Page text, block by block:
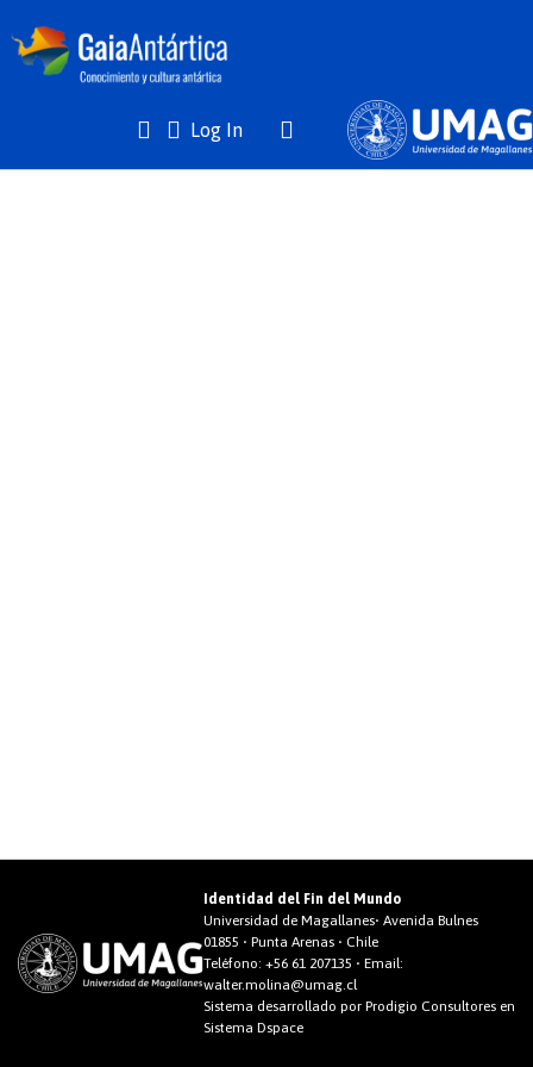
Log In(current)
Identidad del Fin del Mundo
Universidad de Magallanes• Avenida Bulnes
01855 • Punta Arenas • Chile
Teléfono: +56 61 207135 • Email:
walter.molina@umag.cl
Sistema desarrollado por Prodigio Consultores en
Sistema Dspace